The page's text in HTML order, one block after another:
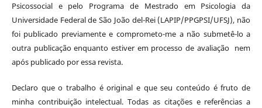
Psicossocial e pelo Programa de Mestrado em Psicologia da
Universidade Federal de São João del-Rei (LAPIP/PPGPSI/UFSJ), não
foi publicado previamente e comprometo-me a não submetê-lo a
outra publicação enquanto estiver em processo de avaliação nem
após publicado por essa revista.
Declaro que o trabalho é original e que seu conteúdo é fruto de
minha contribuição intelectual. Todas as citações e referências a